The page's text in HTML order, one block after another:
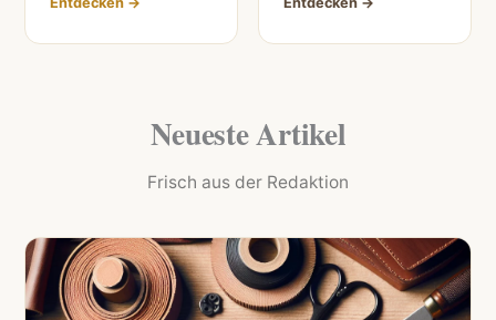
Neueste Artikel
Frisch aus der Redaktion